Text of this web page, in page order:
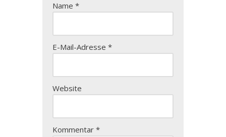
Name *
E-Mail-Adresse *
Website
Kommentar *